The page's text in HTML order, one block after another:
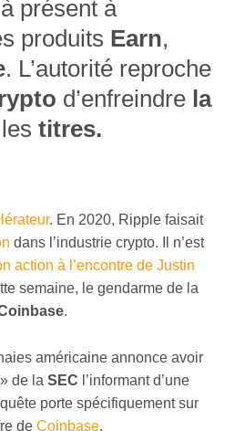
présent à
produits Earn,
. L’autorité reproche
d’enfreindre la
titres.
. En 2020, Ripple faisait
dans l’industrie crypto. Il n’est
action à l’encontre de Justin
semaine, le gendarme de la
.
américaine annonce avoir
» de la SEC l’informant d’une
porte spécifiquement sur
de Coinbase.